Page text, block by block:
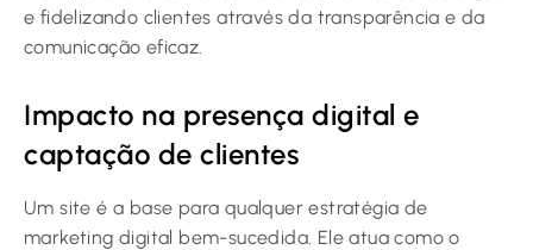
e fidelizando clientes através da transparência e da
comunicação eficaz.
Impacto na presença digital e
captação de clientes
Um site é a base para qualquer estratégia de
marketing digital bem-sucedida. Ele atua como o